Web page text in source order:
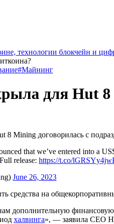
технологии блокчейн и
#Майнинг
для Hut
8 Mining договорилась с
that we’ve entered into a
release: https://t.co/
June 26, 2023
средства на
дополнительную
халвинга», — заявила CEO